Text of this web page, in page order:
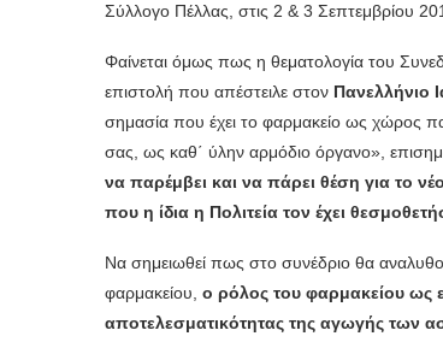
Σύλλογο Πέλλας, στις 2 & 3 Σεπτεμβρίου
Φαίνεται όμως πως η θεματολογία του
επιστολή που απέστειλε στον Πανελλήνιο
σημασία που έχει το φαρμακείο ως χώρος
σας, ως καθ΄ ύλην αρμόδιο όργανο»,
να παρέμβει και να πάρει θέση για το
που η ίδια η Πολιτεία τον έχει
Να σημειωθεί πως στο συνέδριο θα
φαρμακείου, ο ρόλος του φαρμακείου ως
αποτελεσματικότητας της αγωγής των